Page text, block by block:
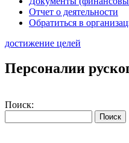
Отчет о деятельности
Обратиться в
достижение целей
Персоналии
Поиск: